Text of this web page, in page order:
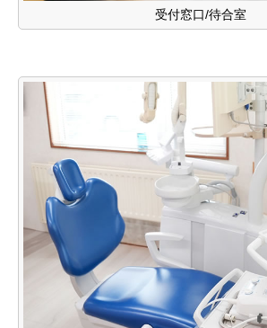
受付窓口/待合室